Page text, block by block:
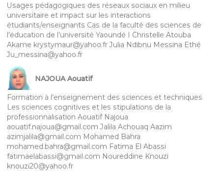
Usages pédagogiques des réseaux sociaux en milieu
universitaire et impact sur les interactions
étudiants/enseignants Cas de la faculté des sciences de
l’éducation de l’université Yaoundé I Christelle Atouba
Akame krystymaur@yahoo.fr Julia Ndibnu Messina Ethé
Ju_messina@yahoo.fr
NAJOUA Aouatif
Formation à l’enseignement des sciences et techniques
Les sciences cognitives et les stipulations de la
professionnalisation Aouatif Najoua
aouatif.najoua@gmail.com Jalila Achouaq Aazim
azimjalila@gmail.com Mohamed Bahra
mohamed.bahra@gmail.com Fatima El Abassi
fatimaelabassi@gmail.com Noureddine Knouzi
knouzi20@yahoo.fr